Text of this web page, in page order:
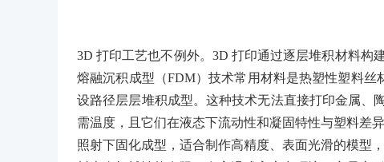
3D 打印工艺也不例外。3D 打印通过逐层堆积材料构
熔融沉积成型（FDM）技术常用材料是热塑性塑料
设路径层层堆积成型。这种技术无法直接打印金属、
需温度，且它们在液态下流动性和凝固特性与塑料差
照射下固化成型，适合制作高精度、表面光滑的模型